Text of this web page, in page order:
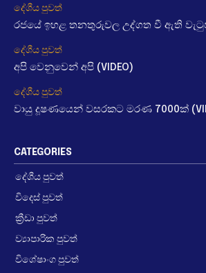
දේශීය පුවත්
රජයේ ඉහළ තනතුරුවල උද්ගත වී ඇති වැටුප්
දේශීය පුවත්
අපි වෙනුවෙන් අපි (VIDEO)
දේශීය පුවත්
වායු දූෂණයෙන් වසරකට මරණ 7000ක්
CATEGORIES
දේශීය පුවත්
විදෙස් පුවත්
ක්‍රීඩා පුවත්
ව්‍යාපාරික පුවත්
විශේෂාංග පුවත්